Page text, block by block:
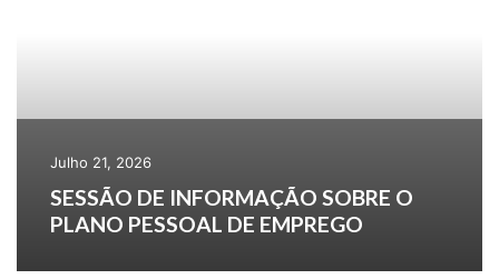
Julho 21, 2026
SESSÃO DE INFORMAÇÃO SOBRE O
PLANO PESSOAL DE EMPREGO